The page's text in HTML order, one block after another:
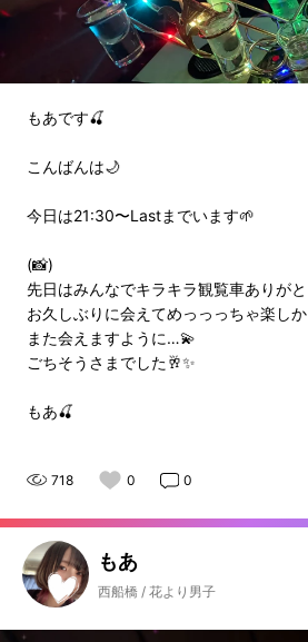
もあです🍒
こんばんは🌙
今日は21:30〜Lastまでいます🌱
(📸)
先日はみんなでキラキラ観覧車ありが
お久しぶりに会えてめっっっちゃ楽し
また会えますように…💫
ごちそうさまでした🥂✨
もあ🍒
718 0 0
もあ
西船橋 / 花より男子